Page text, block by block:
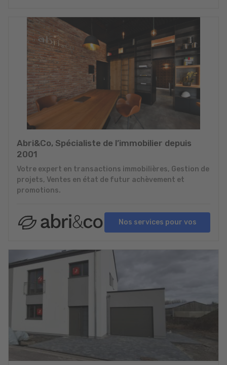
Abri&Co, Spécialiste de l’immobilier depuis
2001
Votre expert en transactions immobilières, Gestion de
projets, Ventes en état de futur achèvement et
promotions.
Nos services pour vos